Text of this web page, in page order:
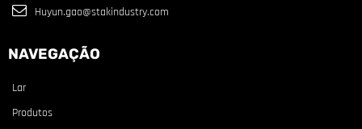
Huyun.gao@stakindustry.com
NAVEGAÇÃO
Lar
Produtos